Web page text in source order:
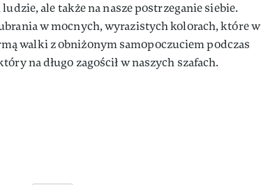
ale także na nasze postrzeganie siebie.
w mocnych, wyrazistych kolorach, które w
walki z obniżonym samopoczuciem podczas
na długo zagościł w naszych szafach.